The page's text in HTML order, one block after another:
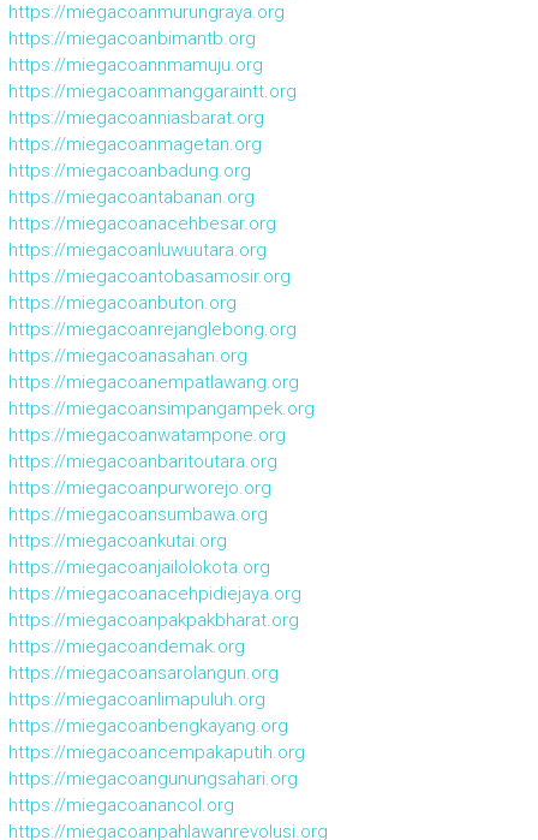
https://miegacoanmurungraya.org
https://miegacoanbimantb.org
https://miegacoannmamuju.org
https://miegacoanmanggaraintt.org
https://miegacoanniasbarat.org
https://miegacoanmagetan.org
https://miegacoanbadung.org
https://miegacoantabanan.org
https://miegacoanacehbesar.org
https://miegacoanluwuutara.org
https://miegacoantobasamosir.org
https://miegacoanbuton.org
https://miegacoanrejanglebong.org
https://miegacoanasahan.org
https://miegacoanempatlawang.org
https://miegacoansimpangampek.org
https://miegacoanwatampone.org
https://miegacoanbaritoutara.org
https://miegacoanpurworejo.org
https://miegacoansumbawa.org
https://miegacoankutai.org
https://miegacoanjailolokota.org
https://miegacoanacehpidiejaya.org
https://miegacoanpakpakbharat.org
https://miegacoandemak.org
https://miegacoansarolangun.org
https://miegacoanlimapuluh.org
https://miegacoanbengkayang.org
https://miegacoancempakaputih.org
https://miegacoangunungsahari.org
https://miegacoanancol.org
https://miegacoanpahlawanrevolusi.org